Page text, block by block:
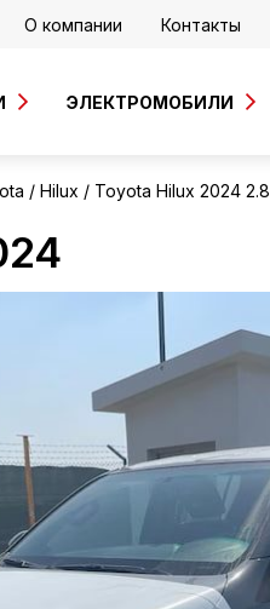
О компании Контакты
ЭЛЕКТРОМОБИЛИ
Hilux Toyota Hilux 2024 2.8